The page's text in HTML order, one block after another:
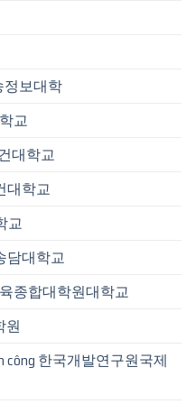
정보대학
교
대학교
대학교
교
담대학교
육종합대학원대학교
원
công 한국개발연구원국제